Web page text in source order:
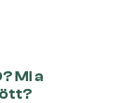
Mi a